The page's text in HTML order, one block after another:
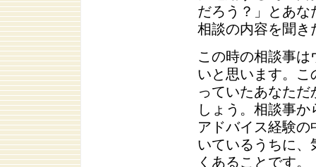
だろう？」とあ
相談の内容を聞き
この時の相談事
いと思います。
っていたあなた
しょう。相談事
アドバイス経験
いているうちに
くあることです。